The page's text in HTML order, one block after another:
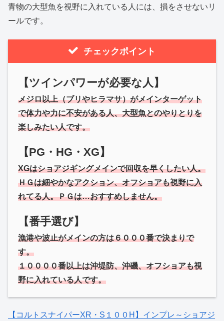
青物の大型魚を視野に入れている人には、損をさせないリ
ールです。
チェックポイント
【ツインパワーが必要な人】
メジロ以上（ブリやヒラマサ）がメインターゲット
で体力や力に不安がある人、大型魚とのやりとりを
楽しみたい人です。
【PG・HG・XG】
XGはショアジギングメインで回収を早くしたい人。
ＨＧは細やかなアクション、オフショアも視野に入
れてる人。ＰＧは…おすすめしません。
【番手選び】
漁港や波止がメインの方は６０００番で決まりで
す。
１００００番以上は沖堤防、沖磯、オフショアも視
野に入れている人です。
【コルトスナイパーXR・S１００H】インプレ～ショアジ